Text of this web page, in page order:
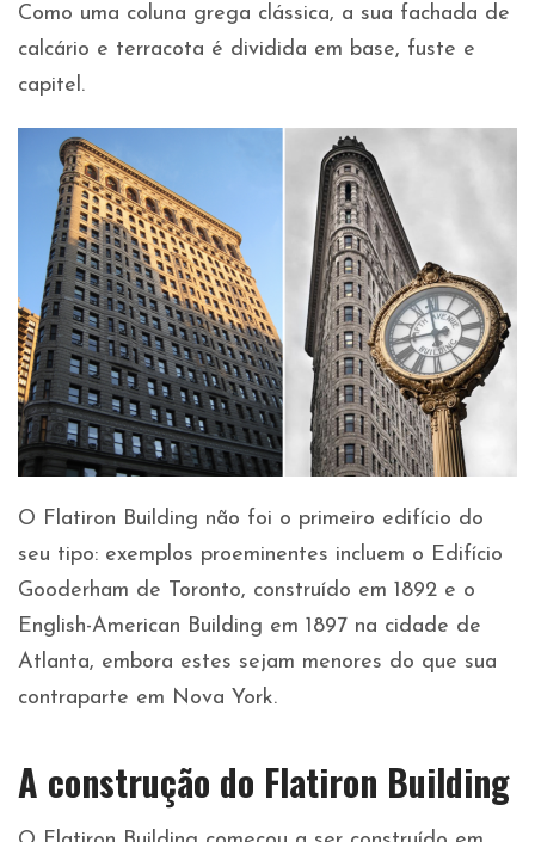
Como uma coluna grega clássica, a sua fachada de
calcário e terracota é dividida em base, fuste e
capitel.
O Flatiron Building não foi o primeiro edifício do
seu tipo: exemplos proeminentes incluem o Edifício
Gooderham de Toronto, construído em 1892 e o
English-American Building em 1897 na cidade de
Atlanta, embora estes sejam menores do que sua
contraparte em Nova York.
A construção do Flatiron Building